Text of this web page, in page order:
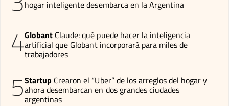
hogar inteligente desembarca en la Argentina
4Globant Claude: qué puede hacer la inteligencia
artificial que Globant incorporará para miles de
trabajadores
5Startup Crearon el “Uber” de los arreglos del hogar y
ahora desembarcan en dos grandes ciudades
argentinas